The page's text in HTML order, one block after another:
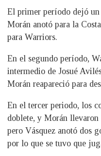
El primer período dejó
Morán anotó para la
para Warriors.
En el segundo período,
intermedio de Josué
Morán reapareció para
En el tercer periodo, los
doblete, y Morán llevaron
pero Vásquez anotó dos
por lo que se tuvo que